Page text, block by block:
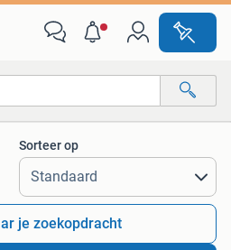
Sorteer op
je zoekopdracht